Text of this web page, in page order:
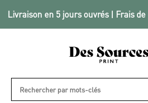
Livraison en 5 jours ouvrés | Frais